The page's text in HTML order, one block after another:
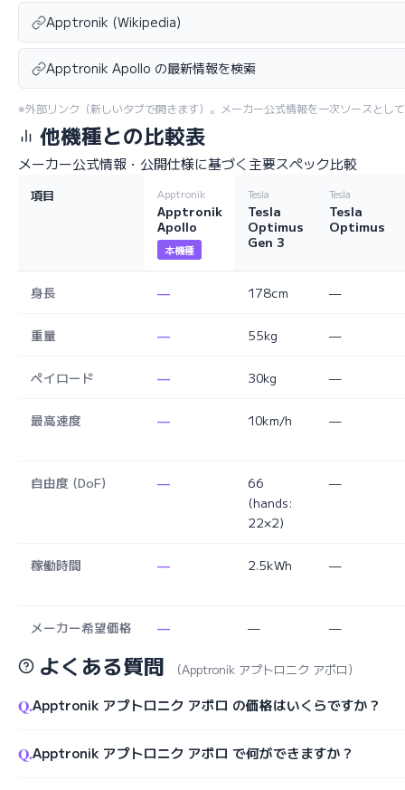
Apptronik (Wikipedia)
Apptronik Apollo の最新情報を検索
※外部リンク（新しいタブで開きます）。メーカー公式情報を一次ソースとし
他機種との比較表
メーカー公式情報・公開仕様に基づく主要スペック比較
項目 Apptronik
Apptronik
Apollo
本機種
Tesla
Tesla
Optimus
Gen 3
Tesla
Tesla
Optimus
身長 — 178cm —
重量 — 55kg —
ペイロード — 30kg —
最高速度 — 10km/h —
自由度 (DoF) —
66
(hands:
22×2)
—
稼働時間 — 2.5kWh —
メーカー希望価格 — — —
よくある質問 （Apptronik アプトロニク アポロ）
Q.Apptronik アプトロニク アポロ の価格はいくらですか？
Q.Apptronik アプトロニク アポロ で何ができますか？